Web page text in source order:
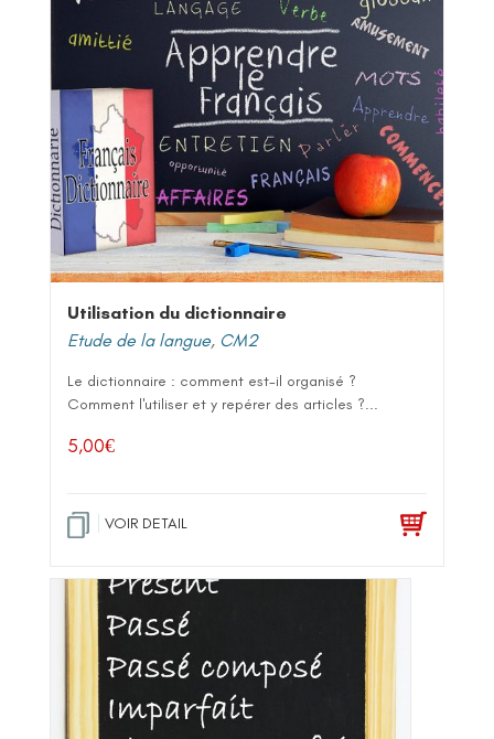
Utilisation du dictionnaire
Etude de la langue, CM2
Le dictionnaire : comment est-il organisé ?
Comment l'utiliser et y repérer des articles ?...
5,00€
VOIR DETAIL